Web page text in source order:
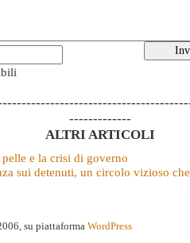
-------------
ALTRI ARTICOLI
e la crisi di governo
sui detenuti, un circolo vizioso
su piattaforma WordPress